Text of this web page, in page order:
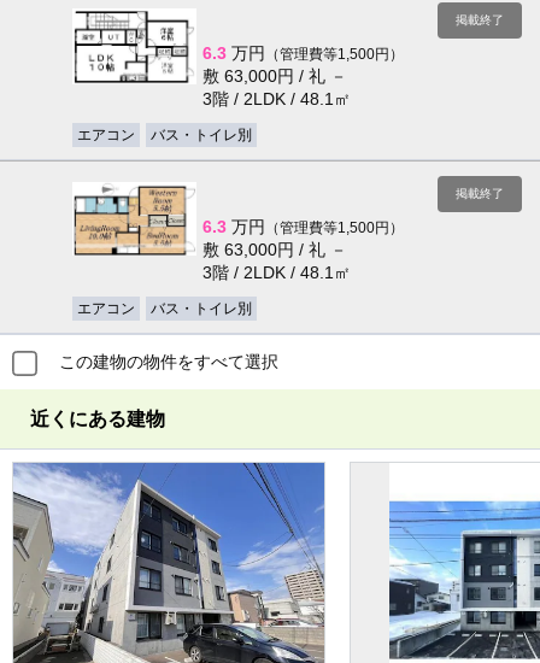
掲載終了
6.3 万円 （管理費等1,500円）
敷 63,000円 / 礼 －
3階 / 2LDK / 48.1㎡
エアコン バス・トイレ別
掲載終了
6.3 万円 （管理費等1,500円）
敷 63,000円 / 礼 －
3階 / 2LDK / 48.1㎡
エアコン バス・トイレ別
この建物の物件をすべて選択
近くにある建物